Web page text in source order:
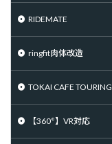
RIDEMATE
ringfit肉体改造
TOKAI CAFE TOURING
【360°】VR対応